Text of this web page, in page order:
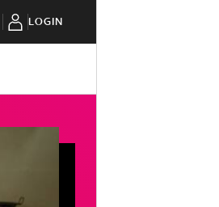
LOGIN